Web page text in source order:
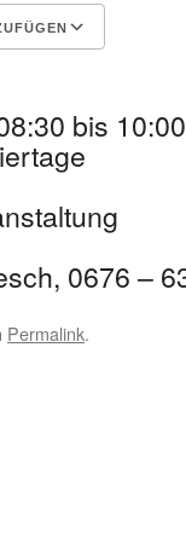
bis
0676 –
Permalink.